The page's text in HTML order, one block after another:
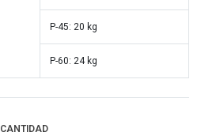
P-45: 20 kg
P-60: 24 kg
CANTIDAD